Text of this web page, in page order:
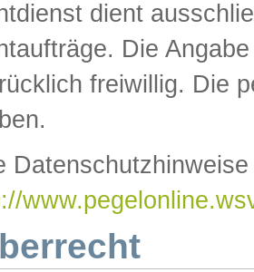
dient
Die
freiwillig. Die